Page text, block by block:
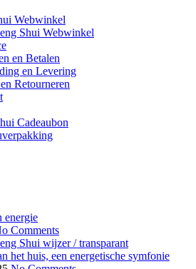
Webwinkel
Shui Webwinkel
en Betalen
en Levering
Retourneren
Cadeaubon
energie
Comments
het huis, een energetische symfonie